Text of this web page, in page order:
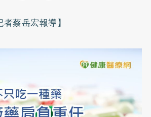
者蔡岳宏報導】